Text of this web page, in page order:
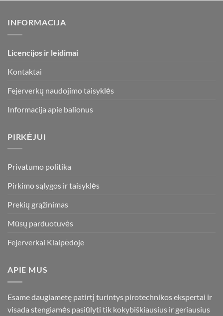
INFORMACIJA
Licencijos ir leidimai
Kontaktai
Fejerverkų naudojimo taisyklės
Informacija apie balionus
PIRKĖJUI
Privatumo politika
Pirkimo sąlygos ir taisyklės
Prekių grąžinimas
Mūsų parduotuvės
Fejerverkai Klaipėdoje
APIE MUS
Esame daugiametę patirtį turintys pirotechnikos ekspertai ir
visada stengiamės pasiūlyti tik kokybiškiausius ir geriausius